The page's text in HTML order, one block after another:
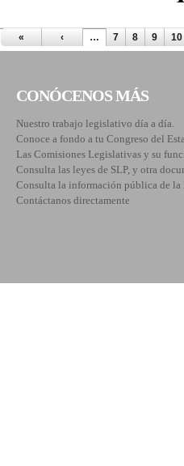
« ‹ … 7 8 9 10
CONÓCENOS MÁS
Nuestro trabajo legislativo día a día.
Conoce a fondo a tu Congreso del
Las Comisiones Legislativas y su
Consulta las leyes de SLP, y otra
Consulta la información pública de la
Contáctanos directamente